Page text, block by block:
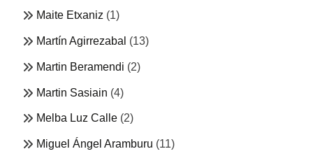
Maite Etxaniz (1)
Martín Agirrezabal (13)
Martin Beramendi (2)
Martin Sasiain (4)
Melba Luz Calle (2)
Miguel Ángel Aramburu (11)